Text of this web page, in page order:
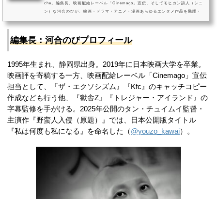
che」編集長、映画配給レーベル「Cinemago」宣伝、そしてモヒカン詩人（シニ
ン）な河合のびが、映画・ドラマ・アニメ・漫画あらゆるエンタメ作品を飛躍・
貴×佐藤二朗のリアルタイム・サスペンス映画『爆弾』です。本記事では映画『爆
弾』のネタバレ言及を交えながら、スズキが伊勢に語り聞かせた「恋した...
編集長：河合のびプロフィール
1995年生まれ、静岡県出身。2019年に日本映画大学を卒業。
映画評を寄稿する一方、映画配給レーベル「Cinemago」宣伝
担当として、『ザ・エクソシズム』『Kfc』のキャッチコピー
作成なども行う他、『獄舎Z』『トレジャー・アイランド』の
字幕監修を手がける。2025年公開のタン・チュイムイ監督・
主演作『野蛮人入侵（原題）』では、日本公開版タイトル
『私は何度も私になる』を命名した（@youzo_kawai）。